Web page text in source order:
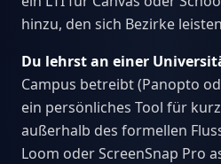
hinzu, den sich Bezirke
Du lehrst an einer
Campus betreibt (Panopto
ein persönliches Tool für
außerhalb des formellen
Loom oder ScreenSnap Pro